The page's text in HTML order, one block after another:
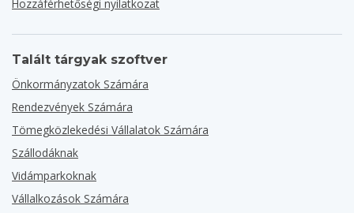
Hozzáférhetőségi nyilatkozat
Talált tárgyak szoftver
Önkormányzatok Számára
Rendezvények Számára
Tömegközlekedési Vállalatok Számára
Szállodáknak
Vidámparkoknak
Vállalkozások Számára